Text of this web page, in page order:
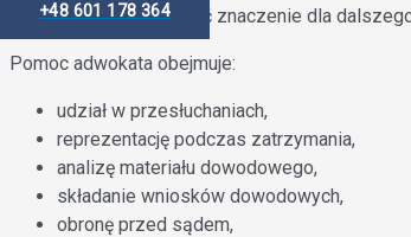
+48 601 178 364
proceduralna może mieć znaczenie dla
Pomoc adwokata obejmuje:
udział w przesłuchaniach,
reprezentację podczas zatrzymania,
analizę materiału dowodowego,
składanie wniosków dowodowych,
obronę przed sądem,